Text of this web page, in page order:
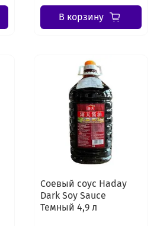
В корзину
Соевый соус Haday
Dark Soy Sauce
Темный 4,9 л